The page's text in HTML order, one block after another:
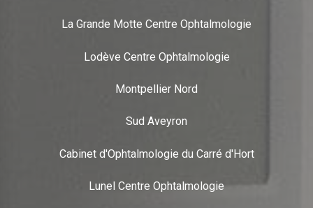
La Grande Motte Centre Ophtalmologie
Lodève Centre Ophtalmologie
Montpellier Nord
Sud Aveyron
Cabinet d'Ophtalmologie du Carré d'Hort
Lunel Centre Ophtalmologie